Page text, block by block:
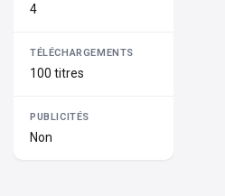
4
100 titres
Non